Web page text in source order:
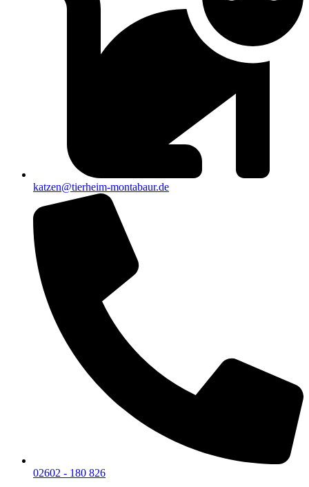
katzen@tierheim-montabaur.de
02602 - 180 826